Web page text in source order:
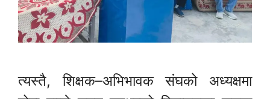
त्यस्तै, शिक्षक–अभिभावक संघको अध्यक्षमा